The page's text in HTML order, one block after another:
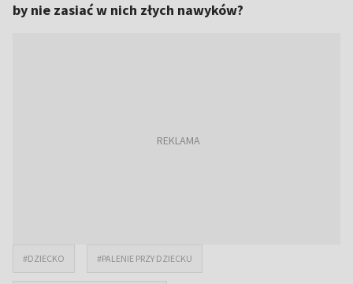
by nie zasiać w nich złych nawyków?
#DZIECKO #PALENIE PRZY DZIECKU